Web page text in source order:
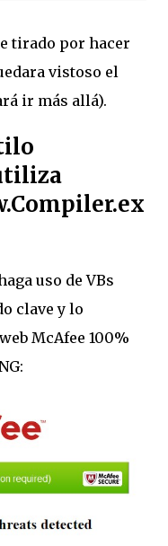
tirado por hacer
vistoso el
ir más allá).
uso de VBs
clave y lo
McAfee 100%